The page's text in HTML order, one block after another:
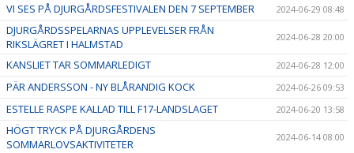
VI SES PÅ DJURGÅRDSFESTIVALEN DEN 7 SEPTEMBER 2024-06-29 08:48
DJURGÅRDSSPELARNAS UPPLEVELSER FRÅN
RIKSLÄGRET I HALMSTAD
2024-06-28 20:00
KANSLIET TAR SOMMARLEDIGT 2024-06-28 12:00
PÄR ANDERSSON - NY BLÅRANDIG KOCK 2024-06-26 09:53
ESTELLE RASPE KALLAD TILL F17-LANDSLAGET 2024-06-20 13:58
HÖGT TRYCK PÅ DJURGÅRDENS
SOMMARLOVSAKTIVITETER
2024-06-14 08:00